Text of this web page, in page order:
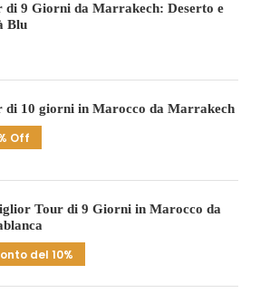
di 9 Giorni da Marrakech: Deserto e
Blu
di 10 giorni in Marocco da Marrakech
Off
Tour di 9 Giorni in Marocco da
del 10%